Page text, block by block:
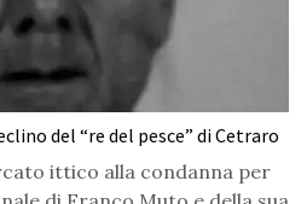
del “re del pesce” di Cetraro
ittico alla condanna per